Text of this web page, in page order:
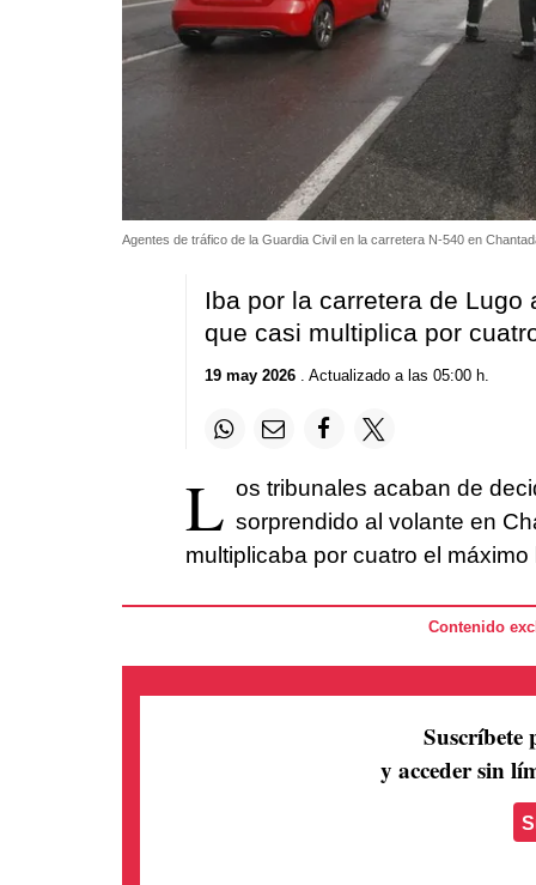
Agentes de tráfico de la Guardia Civil en la carretera N-540 en
Iba por la carretera de Lugo
que casi multiplica por
19 may 2026. Actualizado a las 05:00 h.
L os tribunales acaban de
sorprendido al volante en
multiplicaba por cuatro el
Contenido
Suscríbete
y acceder sin